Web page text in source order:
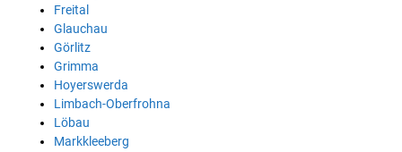
Freital
Glauchau
Görlitz
Grimma
Hoyerswerda
Limbach-Oberfrohna
Löbau
Markkleeberg